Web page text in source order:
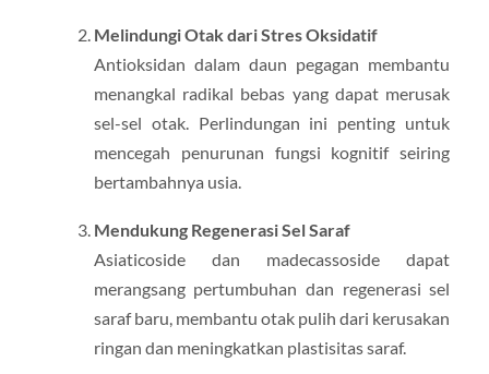
Melindungi Otak dari Stres Oksidatif
Antioksidan dalam daun pegagan membantu
menangkal radikal bebas yang dapat merusak
sel-sel otak. Perlindungan ini penting untuk
mencegah penurunan fungsi kognitif seiring
bertambahnya usia.
Mendukung Regenerasi Sel Saraf
Asiaticoside dan madecassoside dapat
merangsang pertumbuhan dan regenerasi sel
saraf baru, membantu otak pulih dari kerusakan
ringan dan meningkatkan plastisitas saraf.